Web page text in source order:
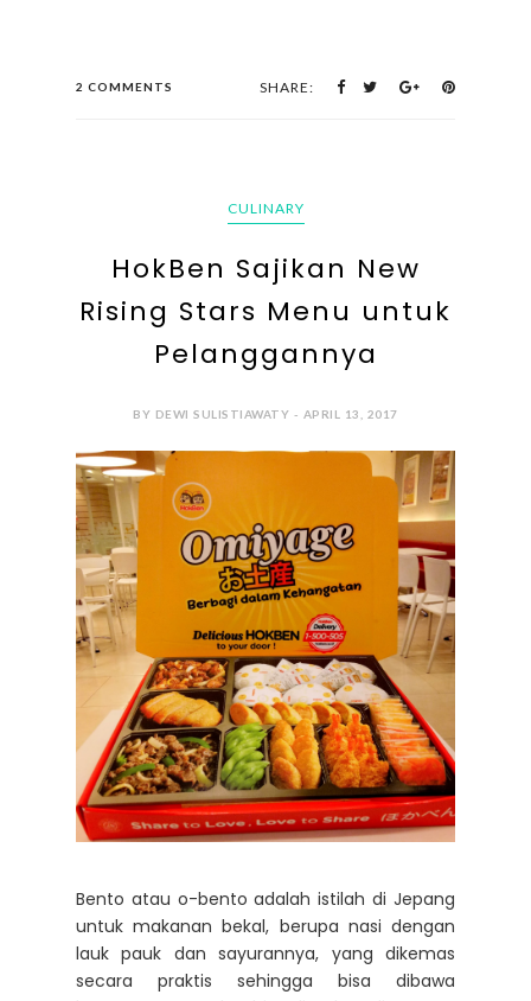
2 COMMENTS SHARE:
CULINARY
HokBen Sajikan New
Rising Stars Menu untuk
Pelanggannya
BY DEWI SULISTIAWATY - APRIL 13, 2017
Bento atau o-bento adalah istilah di Jepang
untuk makanan bekal, berupa nasi dengan
lauk pauk dan sayurannya, yang dikemas
secara praktis sehingga bisa dibawa